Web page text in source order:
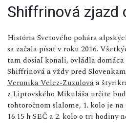
Shiffrinová zjazd
História Svetového pohára
sa začala písať v roku 2016.
tam dosiaľ konali, ovládla
Shiffrinová a vždy pred
Veronika Velez-Zuzulováa
z Liptovského Mikuláša určite
tohtoročnom slalome, 1. kolo je
16.15 h SEČ a 2. kolo o tri hodiny